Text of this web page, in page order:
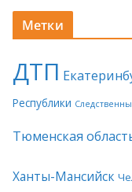
Метки
ДТП
Республики
Тюменская
Ханты-Мансийск